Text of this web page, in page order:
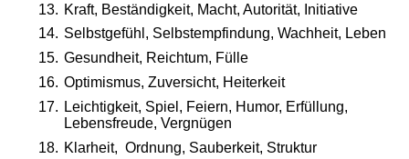
13. Kraft, Beständigkeit, Macht, Autorität, Initiative
14. Selbstgefühl, Selbstempfindung, Wachheit, Leben
15. Gesundheit, Reichtum, Fülle
16. Optimismus, Zuversicht, Heiterkeit
17. Leichtigkeit, Spiel, Feiern, Humor, Erfüllung,
Lebensfreude, Vergnügen
18. Klarheit,  Ordnung, Sauberkeit, Struktur